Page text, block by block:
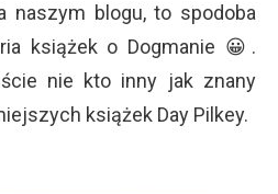
naszym blogu, to spodoba
książek o Dogmanie 😀.
nie kto inny jak znany
książek Day Pilkey.